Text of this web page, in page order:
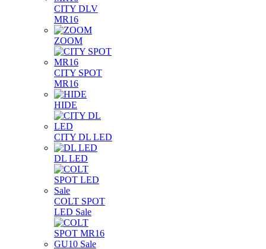
CITY DLV
MR16
ZOOM
CITY SPOT
MR16
HIDE
CITY DL LED
DL LED
COLT SPOT
LED Sale